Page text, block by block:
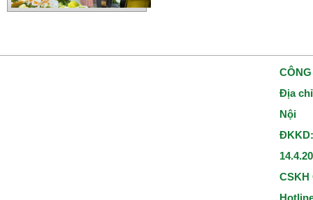
Địa
Nội
CSKH